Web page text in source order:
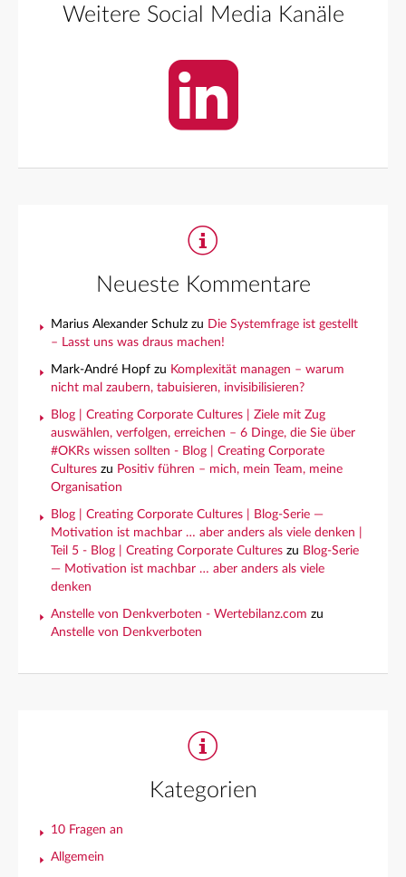
Weitere Social Media Kanäle
Neueste Kommentare
Marius Alexander Schulz zu Die Systemfrage ist gestellt
– Lasst uns was draus machen!
Mark-André Hopf zu Komplexität managen – warum
nicht mal zaubern, tabuisieren, invisibilisieren?
Blog | Creating Corporate Cultures | Ziele mit Zug
auswählen, verfolgen, erreichen – 6 Dinge, die Sie über
#OKRs wissen sollten - Blog | Creating Corporate
Cultures zu Positiv führen – mich, mein Team, meine
Organisation
Blog | Creating Corporate Cultures | Blog-Serie —
Motivation ist machbar … aber anders als viele denken |
Teil 5 - Blog | Creating Corporate Cultures zu Blog-Serie
— Motivation ist machbar … aber anders als viele
denken
Anstelle von Denkverboten - Wertebilanz.com zu
Anstelle von Denkverboten
Kategorien
10 Fragen an
Allgemein